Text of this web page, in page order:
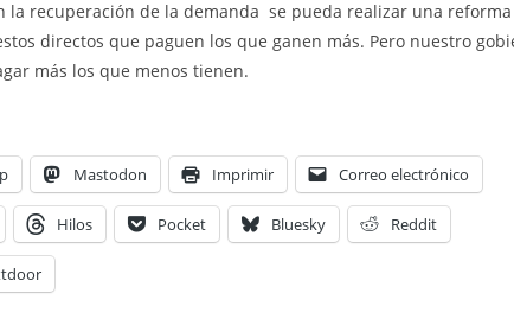
la recuperación de la demanda se pueda realizar una reforma
directos que paguen los que ganen más. Pero nuestro
más los que menos tienen.
Mastodon Imprimir Correo electrónico
Hilos Pocket Bluesky Reddit